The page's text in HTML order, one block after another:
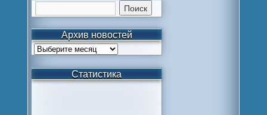
Архив новостей
Статистика